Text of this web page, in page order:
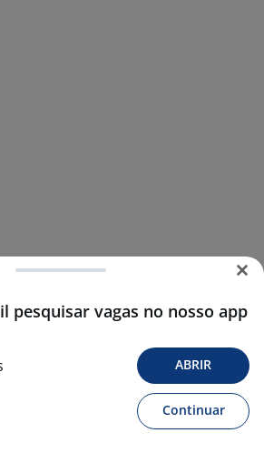
pesquisar vagas no nosso app
ABRIR
Continuar